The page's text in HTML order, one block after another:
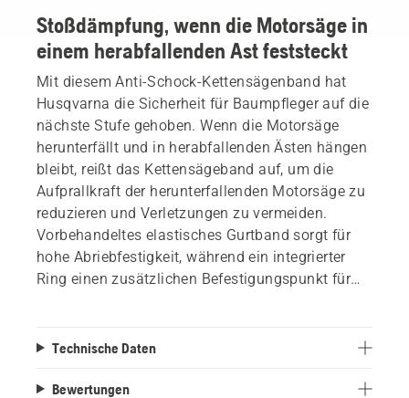
Stoßdämpfung, wenn die Motorsäge in
einem herabfallenden Ast feststeckt
Mit diesem Anti-Schock-Kettensägenband hat
Husqvarna die Sicherheit für Baumpfleger auf die
nächste Stufe gehoben. Wenn die Motorsäge
herunterfällt und in herabfallenden Ästen hängen
bleibt, reißt das Kettensägeband auf, um die
Aufprallkraft der herunterfallenden Motorsäge zu
reduzieren und Verletzungen zu vermeiden.
Vorbehandeltes elastisches Gurtband sorgt für
hohe Abriebfestigkeit, während ein integrierter
Ring einen zusätzlichen Befestigungspunkt für
Technische Daten
Bewertungen